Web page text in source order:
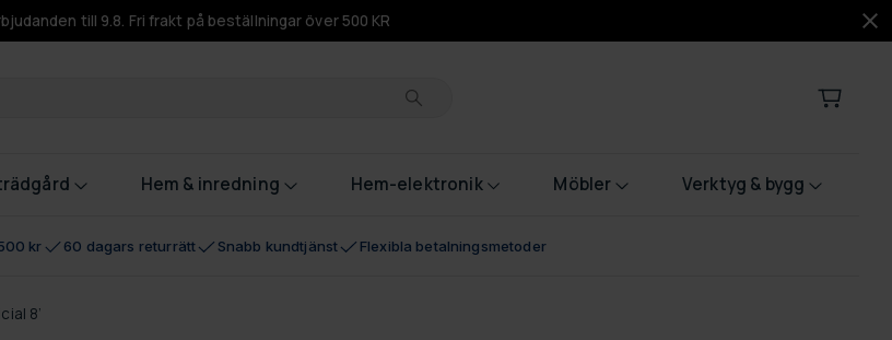
till 9.8. Fri frakt på beställningar över 500 KR
Hem & inredning Hem-elektronik Möbler Verktyg & bygg
kr 60 dagars returrätt Snabb kundtjänst Flexibla betalningsmetoder
8’